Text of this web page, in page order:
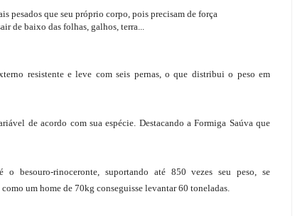
pesados que seu próprio corpo, pois precisam de força
de baixo das folhas, galhos, terra...
resistente e leve com seis pernas, o que distribui o peso em
de acordo com sua espécie. Destacando a Formiga Saúva que
besouro-rinoceronte, suportando até 850 vezes seu peso, se
como um home de 70kg conseguisse levantar 60 toneladas.